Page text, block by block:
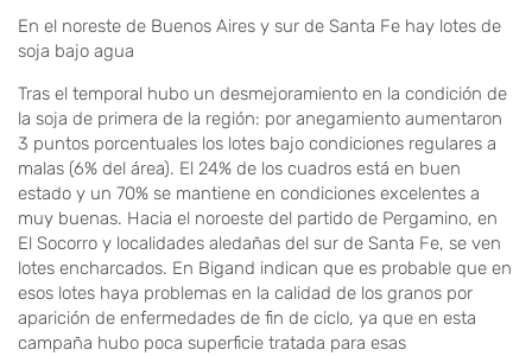
En el noreste de Buenos Aires y sur de Santa Fe hay lotes de
soja bajo agua
Tras el temporal hubo un desmejoramiento en la condición de
la soja de primera de la región: por anegamiento aumentaron
3 puntos porcentuales los lotes bajo condiciones regulares a
malas (6% del área). El 24% de los cuadros está en buen
estado y un 70% se mantiene en condiciones excelentes a
muy buenas. Hacia el noroeste del partido de Pergamino, en
El Socorro y localidades aledañas del sur de Santa Fe, se ven
lotes encharcados. En Bigand indican que es probable que en
esos lotes haya problemas en la calidad de los granos por
aparición de enfermedades de fin de ciclo, ya que en esta
campaña hubo poca superficie tratada para esas